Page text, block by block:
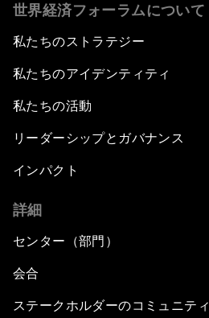
世界経済フォーラムについて
私たちのストラテジー
私たちのアイデンティティ
私たちの活動
リーダーシップとガバナンス
インパクト
詳細
センター（部門）
会合
ステークホルダーのコミュニティ